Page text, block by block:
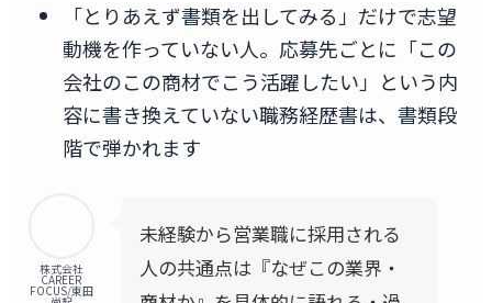
「とりあえず書類を出してみる」だけで志望
動機を作っていない人。応募先ごとに「この
会社のこの商材でこう活躍したい」という内
容に書き換えていない職務経歴書は、書類段
階で弾かれます
株式会社
CAREER
FOCUS/東田
未経験から営業職に採用される
人の共通点は『なぜこの業界・